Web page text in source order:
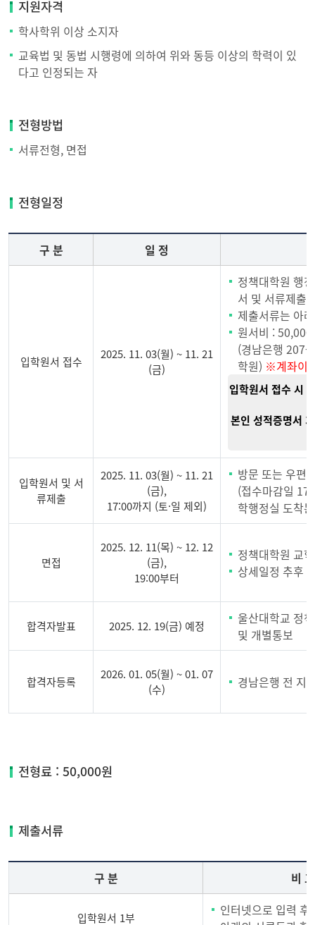
지원자격
학사학위 이상 소지자
교육법 및 동법 시행령에 의하여 위와 동등 이상의 학력이 있
다고 인정되는 자
전형방법
서류전형, 면접
전형일정
학
사
정
집
구 분 일 정
입학원서 접수
2025. 11. 03(월) ~ 11. 21
(금)
정책대학원 행
서 및 서류제출
제출서류는 아
원서비 : 50,000
(경남은행
학원) ※계좌이
입학원서 접수 시
본인 성적증명서
입학원서 및 서
류제출
2025. 11. 03(월) ~ 11. 21
(금),
17:00까지 (토·일 제외)
방문 또는 우편
(접수마감일
학행정실 도착
면접
2025. 12. 11(목) ~ 12. 12
(금),
19:00부터
정책대학원 교
상세일정 추후
합격자발표 2025. 12. 19(금) 예정
울산대학교 정
및 개별통보
합격자등록
2026. 01. 05(월) ~ 01. 07
(수)
경남은행 전 지
전형료 : 50,000원
제출서류
구 분 비 고
입학원서 1부
인터넷으로 입력 후